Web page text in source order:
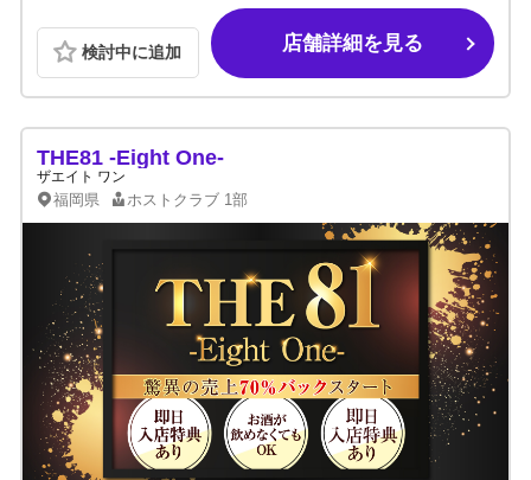
検討中に追加 店舗詳細を見る
THE81 -Eight One-
ザエイト ワン
福岡県 ホストクラブ 1部